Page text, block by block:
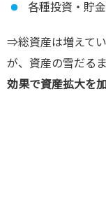
各種投資・貯
⇒総資産は増えて
が、資産の雪だる
効果で資産拡大を